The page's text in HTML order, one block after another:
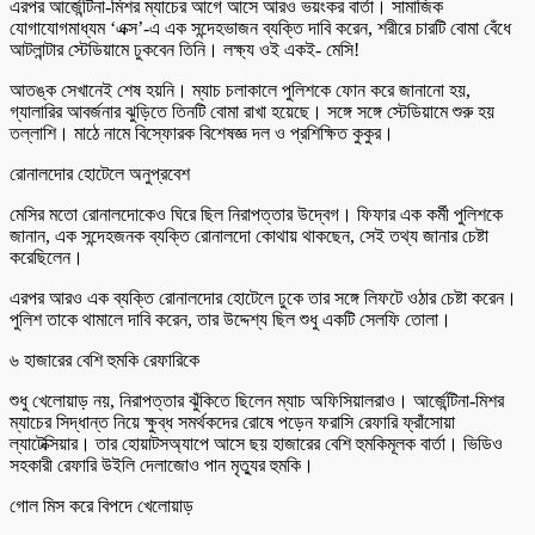
এরপর আর্জেন্টিনা-মিশর ম্যাচের আগে আসে আরও ভয়ংকর বার্তা। সামাজিক
যোগাযোগমাধ্যম ‘এক্স’-এ এক সন্দেহভাজন ব্যক্তি দাবি করেন, শরীরে চারটি বোমা বেঁধে
আটলান্টার স্টেডিয়ামে ঢুকবেন তিনি। লক্ষ্য ওই একই- মেসি!
আতঙ্ক সেখানেই শেষ হয়নি। ম্যাচ চলাকালে পুলিশকে ফোন করে জানানো হয়,
গ্যালারির আবর্জনার ঝুড়িতে তিনটি বোমা রাখা হয়েছে। সঙ্গে সঙ্গে স্টেডিয়ামে শুরু হয়
তল্লাশি। মাঠে নামে বিস্ফোরক বিশেষজ্ঞ দল ও প্রশিক্ষিত কুকুর।
রোনালদোর হোটেলে অনুপ্রবেশ
মেসির মতো রোনালদোকেও ঘিরে ছিল নিরাপত্তার উদ্বেগ। ফিফার এক কর্মী পুলিশকে
জানান, এক সন্দেহজনক ব্যক্তি রোনালদো কোথায় থাকছেন, সেই তথ্য জানার চেষ্টা
করেছিলেন।
এরপর আরও এক ব্যক্তি রোনালদোর হোটেলে ঢুকে তার সঙ্গে লিফটে ওঠার চেষ্টা করেন।
পুলিশ তাকে থামালে দাবি করেন, তার উদ্দেশ্য ছিল শুধু একটি সেলফি তোলা।
৬ হাজারের বেশি হুমকি রেফারিকে
শুধু খেলোয়াড় নয়, নিরাপত্তার ঝুঁকিতে ছিলেন ম্যাচ অফিসিয়ালরাও। আর্জেন্টিনা-মিশর
ম্যাচের সিদ্ধান্ত নিয়ে ক্ষুব্ধ সমর্থকদের রোষে পড়েন ফরাসি রেফারি ফ্রাঁসোয়া
ল্যাটেক্সিয়ার। তার হোয়াটসঅ্যাপে আসে ছয় হাজারের বেশি হুমকিমূলক বার্তা। ভিডিও
সহকারী রেফারি উইলি দেলাজোও পান মৃত্যুর হুমকি।
গোল মিস করে বিপদে খেলোয়াড়